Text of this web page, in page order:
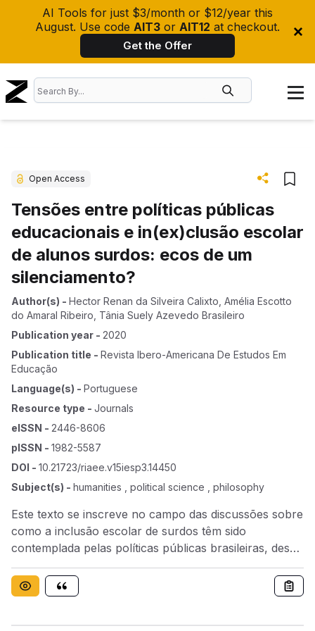
AI Tools for just $3/month or $12/year this
August. Use code AIT3 or AIT12 at checkout.
Get the Offer
Open Access
Tensões entre políticas públicas
educacionais e in(ex)clusão escolar
de alunos surdos: ecos de um
silenciamento?
Author(s) - Hector Renan da Silveira Calixto Amélia Escotto
do Amaral Ribeiro Tânia Suely Azevedo Brasileiro
Publication year - 2020
Publication title - Revista Ibero-Americana De Estudos Em
Educação
Language(s) - Portuguese
Resource type - Journals
eISSN - 2446-8606
pISSN - 1982-5587
DOI - 10.21723/riaee.v15iesp3.14450
Subject(s) - humanities , political science , philosophy
Este texto se inscreve no campo das discussões sobre
como a inclusão escolar de surdos têm sido
contemplada pelas políticas públicas brasileiras, desde
a Lei de Diretrizes e Bases da Educação Nacional
(1996). Analisam-se tensões entre a letra do texto
legislativo e as suas formas de apropriação em